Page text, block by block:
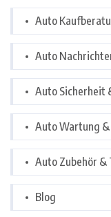
Auto
Auto
Auto Sicherheit
Auto Wartung
Auto Zubehör &
Blog